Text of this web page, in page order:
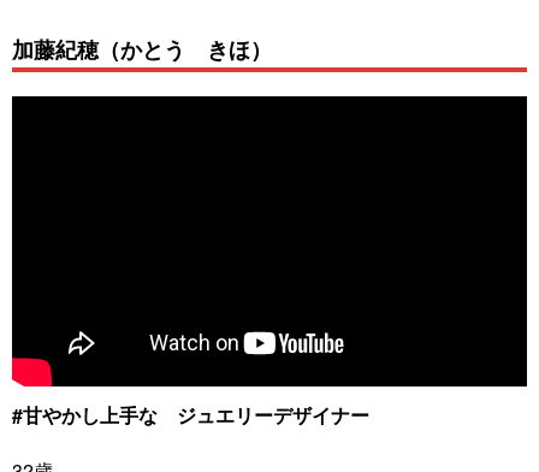
加藤紀穂（かとう きほ）
#甘やかし上手な ジュエリーデザイナー